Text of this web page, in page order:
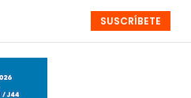
MONOGRÁFICOS EVENTOS
SUSCRÍBETE